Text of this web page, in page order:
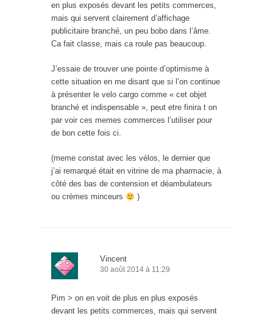
en plus exposés devant les petits commerces,
mais qui servent clairement d’affichage
publicitaire branché, un peu bobo dans l’âme.
Ca fait classe, mais ca roule pas beaucoup.
J’essaie de trouver une pointe d’optimisme à
cette situation en me disant que si l’on continue
à présenter le velo cargo comme « cet objet
branché et indispensable », peut etre finira t on
par voir ces memes commerces l’utiliser pour
de bon cette fois ci.
(meme constat avec les vélos, le dernier que
j’ai remarqué était en vitrine de ma pharmacie, à
côté des bas de contension et déambulateurs
ou crèmes minceurs
)
Vincent
30 août 2014 à 11:29
Pim > on en voit de plus en plus exposés
devant les petits commerces, mais qui servent